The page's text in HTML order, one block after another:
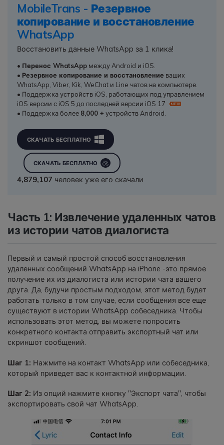
MobileTrans - Резервное
копирование и восстановление
WhatsApp
Восстановить данные WhatsApp за 1 клика!
• Перенос WhatsApp между Android и iOS.
• Резервное копирование и восстановление ваших
WhatsApp, Viber, Kik, WeChat и Line чатов на компьютере.
• Поддержка устройств iOS, работающих под управлением
iOS версии с iOS 5 до последней версии iOS 17
• Поддержка более 8,000 + устройств Android.
СКАЧАТЬ БЕСПЛАТНО
СКАЧАТЬ БЕСПЛАТНО
4,879,109 человек уже его скачали
Часть 1: Извлечение удаленных чатов
из истории чатов диалогиста
Первый и самый простой способ восстановления
удаленных сообщений WhatsApp на iPhone -это прямое
получение их из диалогиста или истории чата вашего
друга. Да, будучи простым подходом, этот метод будет
работать только в том случае, если сообщения все еще
существуют в истории WhatsApp собеседника. Чтобы
использовать этот метод, вы можете попросить
конкретного контакта отправить экспортный чат или
скриншот сообщений.
Шаг 1: Нажмите на контакт WhatsApp или собеседника,
который приведет вас к контактной информации.
Шаг 2: Из опций нажмите кнопку "Экспорт чата", чтобы
экспортировать свой чат WhatsApp.